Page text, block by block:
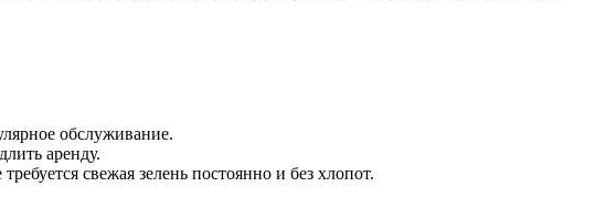
обслуживание.
аренду.
свежая зелень постоянно и без хлопот.